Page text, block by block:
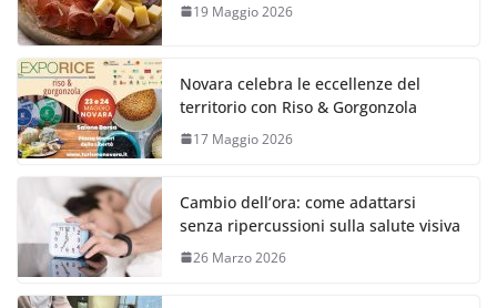
19 Maggio 2026
Novara celebra le eccellenze del
territorio con Riso & Gorgonzola
17 Maggio 2026
Cambio dell’ora: come adattarsi
senza ripercussioni sulla salute visiva
26 Marzo 2026